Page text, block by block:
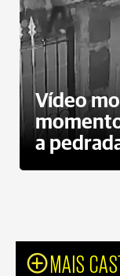
Vídeo
a
MAIS